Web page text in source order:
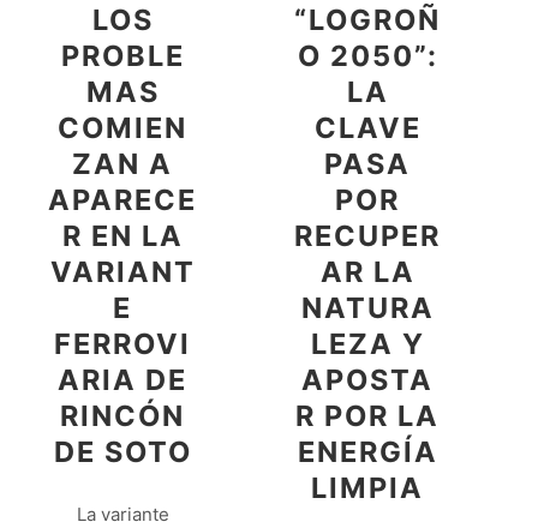
LOS
PROBLE
MAS
COMIEN
ZAN A
APARECE
R EN LA
VARIANT
E
FERROVI
ARIA DE
RINCÓN
DE SOTO
La variante
“LOGROÑ
O 2050”:
LA
CLAVE
PASA
POR
RECUPER
AR LA
NATURA
LEZA Y
APOSTA
R POR LA
ENERGÍA
LIMPIA